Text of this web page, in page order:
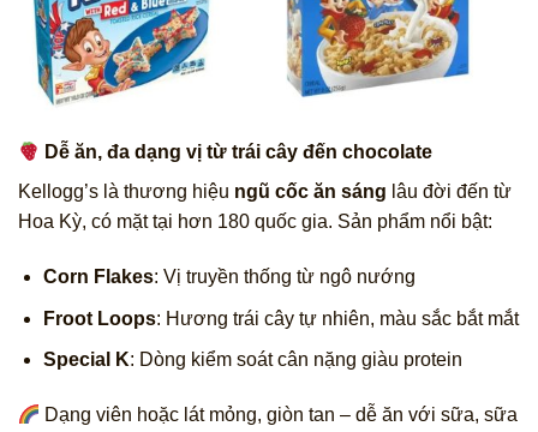
Dễ ăn, đa dạng vị từ trái cây đến chocolate
Kellogg’s là thương hiệu ngũ cốc ăn sáng lâu đời đến từ
Hoa Kỳ, có mặt tại hơn 180 quốc gia. Sản phẩm nổi bật:
Corn Flakes: Vị truyền thống từ ngô nướng
Froot Loops: Hương trái cây tự nhiên, màu sắc bắt mắt
Special K: Dòng kiểm soát cân nặng giàu protein
Dạng viên hoặc lát mỏng, giòn tan – dễ ăn với sữa, sữa